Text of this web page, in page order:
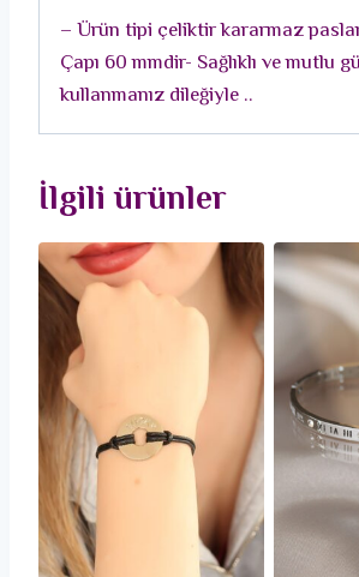
– Ürün tipi çeliktir kararmaz
Çapı 60 mmdir- Sağlıklı ve mutlu
kullanmanız dileğiyle ..
İlgili ürünler